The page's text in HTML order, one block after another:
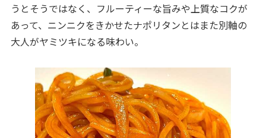
うとそうではなく、フルーティーな旨みや上質なコクが
あって、ニンニクをきかせたナポリタンとはまた別軸の
大人がヤミツキになる味わい。